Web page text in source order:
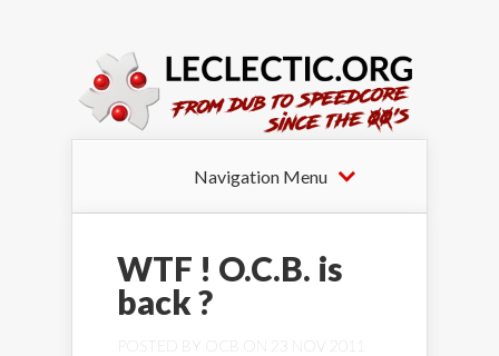
Navigation Menu
WTF ! O.C.B. is
back ?
POSTED BY OCB ON 23 NOV 2011